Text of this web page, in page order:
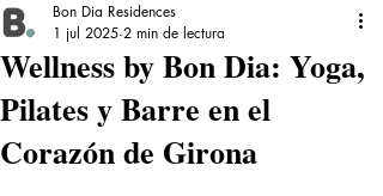
Wellness by Bon Dia: Yoga,
Pilates y Barre en el
Corazón de Girona
Bon Dia Residences
1 jul 2025 2 min de lectura